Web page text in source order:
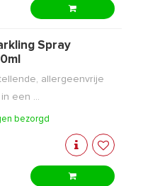
Spray
allergeenvrije
een ...
bezorgd